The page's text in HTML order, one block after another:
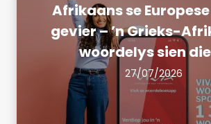
Afrikaans se
gevier – ’n Grieks-
woordelys sien
27/07/2026